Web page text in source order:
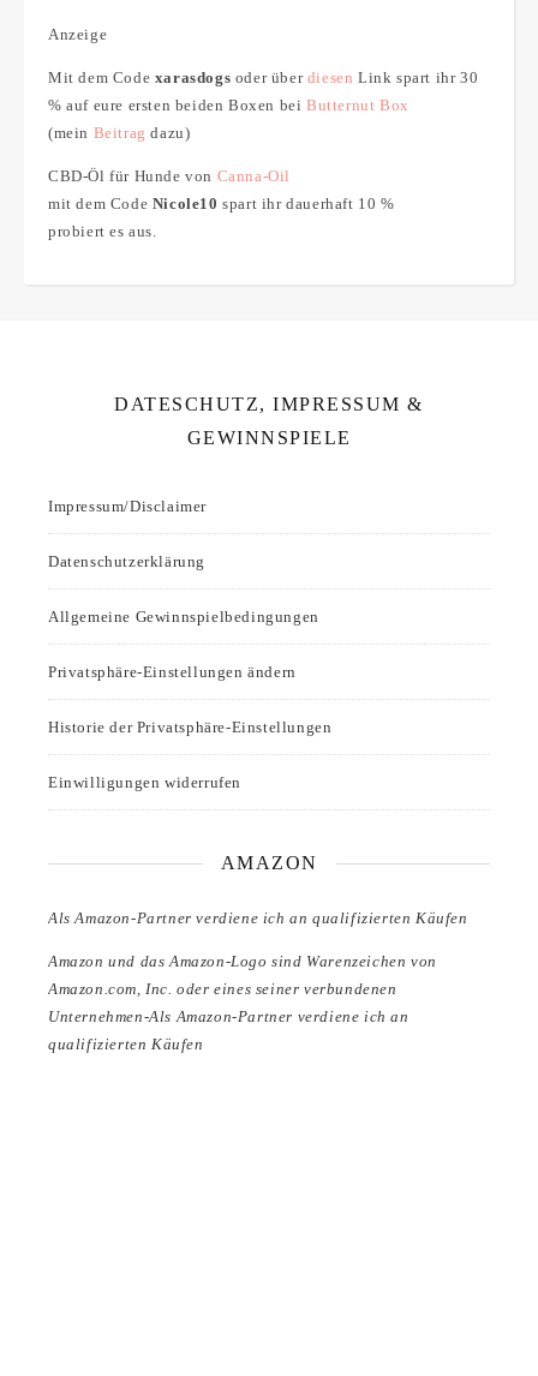
Anzeige
Mit dem Code xarasdogs oder über diesen Link spart ihr 30
% auf eure ersten beiden Boxen beiButternut Box
(mein Beitrag dazu)
CBD-Öl für Hunde von Canna-Oil
mit dem Code Nicole10 spart ihr dauerhaft 10 %
probiert es aus.
DATESCHUTZ, IMPRESSUM &
GEWINNSPIELE
Impressum/Disclaimer
Datenschutzerklärung
Allgemeine Gewinnspielbedingungen
Privatsphäre-Einstellungen ändern
Historie der Privatsphäre-Einstellungen
Einwilligungen widerrufen
AMAZON
Als Amazon-Partner verdiene ich an qualifizierten Käufen
Amazon und das Amazon-Logo sind Warenzeichen von
Amazon.com, Inc. oder eines seiner verbundenen
Unternehmen-Als Amazon-Partner verdiene ich an
qualifizierten Käufen